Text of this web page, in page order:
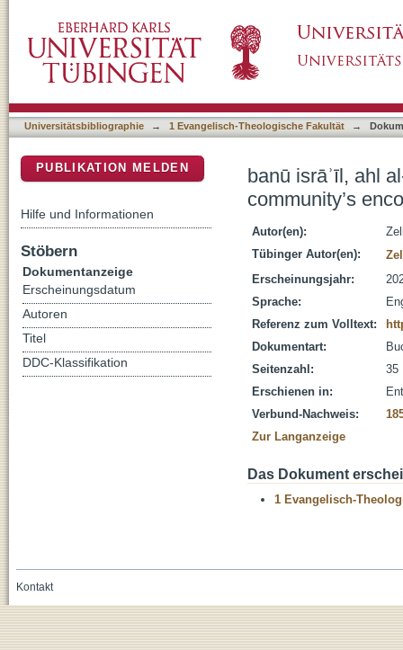
and Christians
Universitätsbibliographie → 1 Evangelisch-Theologische Fakultät →
banū isrāʾīl, ahl
community’s
Autor(en):
Tübinger Autor(en):
Erscheinungsjahr:
Sprache:
Referenz zum Volltext:
Dokumentart:
Seitenzahl:
35
Erschienen in:
Verbund-Nachweis:
Zur Langanzeige
Das Dokument
1 Evangelisch-
PUBLIKATION MELDEN
Hilfe und Informationen
Stöbern
Dokumentanzeige
Erscheinungsdatum
Autoren
Titel
DDC-Klassifikation
Kontakt